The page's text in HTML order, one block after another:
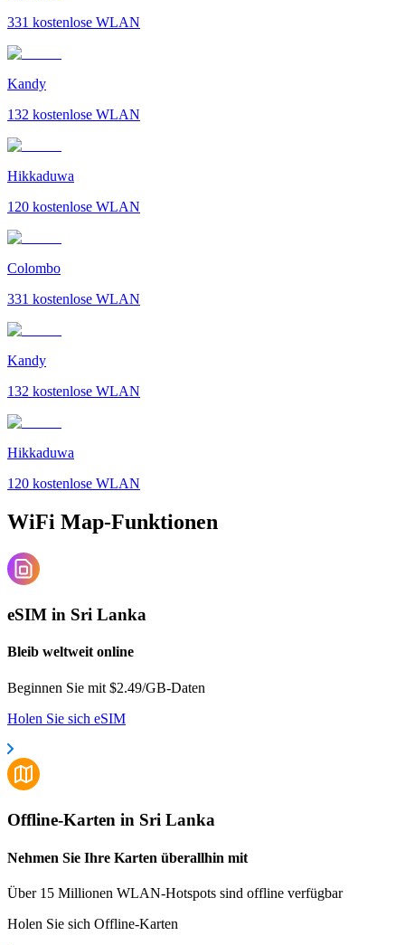
331 kostenlose WLAN
Kandy
132 kostenlose WLAN
Hikkaduwa
120 kostenlose WLAN
Colombo
331 kostenlose WLAN
Kandy
132 kostenlose WLAN
Hikkaduwa
120 kostenlose WLAN
WiFi Map-Funktionen
eSIM in Sri Lanka
Bleib weltweit online
Beginnen Sie mit $2.49/GB-Daten
Holen Sie sich eSIM
Offline-Karten in Sri Lanka
Nehmen Sie Ihre Karten überallhin mit
Über 15 Millionen WLAN-Hotspots sind offline verfügbar
Holen Sie sich Offline-Karten